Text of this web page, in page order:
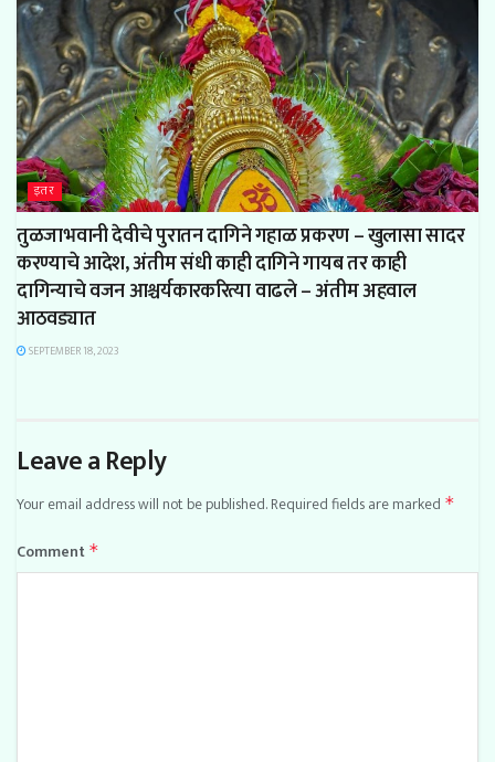
इतर
तुळजाभवानी देवीचे पुरातन दागिने गहाळ प्रकरण – खुलासा सादर
करण्याचे आदेश, अंतीम संधी काही दागिने गायब तर काही
दागिन्याचे वजन आश्चर्यकारकरित्या वाढले – अंतीम अहवाल
आठवड्यात
SEPTEMBER 18, 2023
Leave a Reply
Your email address will not be published.Required fields are marked *
Comment *